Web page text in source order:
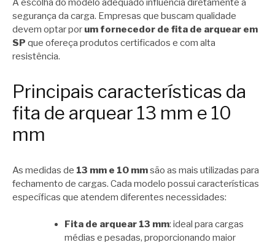
A escolha do modelo adequado influencia diretamente a
segurança da carga. Empresas que buscam qualidade
devem optar por um fornecedor de fita de arquear em
SP que ofereça produtos certificados e com alta
resistência.
Principais características da
fita de arquear 13 mm e 10
mm
As medidas de 13 mm e 10 mmsão as mais utilizadas para
fechamento de cargas. Cada modelo possui características
específicas que atendem diferentes necessidades:
Fita de arquear 13 mm: ideal para cargas
médias e pesadas, proporcionando maior